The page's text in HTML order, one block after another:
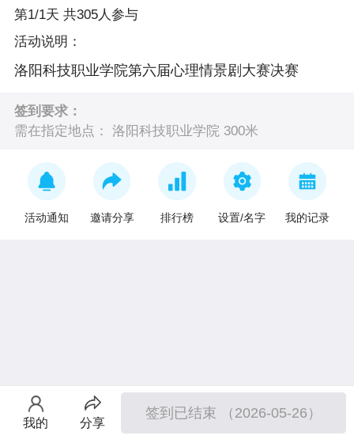
第1/1天 共305人参与
活动说明：
洛阳科技职业学院第六届心理情景剧大赛决赛
签到要求：
需在指定地点： 洛阳科技职业学院 300米
活动通知 邀请分享 排行榜 设置/名字 我的记录
我的 分享
签到已结束 （2026-05-26）